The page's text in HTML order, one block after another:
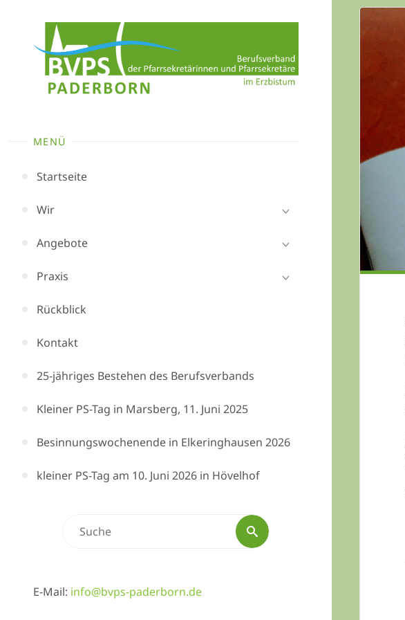
springen
MENÜ
Startseite
Wir
Angebote
Praxis
Rückblick
Kontakt
25-jähriges Bestehen des Berufsverbands
Kleiner PS-Tag in Marsberg, 11. Juni 2025
Besinnungswochenende in Elkeringhausen 2026
kleiner PS-Tag am 10. Juni 2026 in Hövelhof
Suchen
Suche
E-Mail: info@bvps-paderborn.de